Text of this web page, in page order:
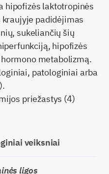
hipofizės laktotropinės
padidėjimas
sukeliančių šių
hipofizės
metabolizmą.
patologiniai arba
priežastys (4)
veiksniai
ligos